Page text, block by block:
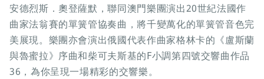
安德烈斯．奧登薩默，聯同澳門樂團演出20世紀法國作
曲家法翁賽的單簧管協奏曲，將千變萬化的單簧管音色完
美展現。樂團亦會演出俄國代表作曲家格林卡的《盧斯蘭
與魯蜜拉》序曲和柴可夫斯基的F小調第四號交響曲作品
36，為你呈現一場精彩的交響樂。